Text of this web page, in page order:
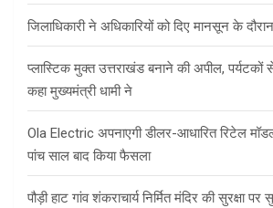
जिलाधिकारी ने अधिकारियों को दिए मानसून के
प्लास्टिक मुक्त उत्तराखंड बनाने की अपील, पर्यटकों
कहा मुख्यमंत्री धामी ने
Ola Electric अपनाएगी डीलर-आधारित रिटेल
पांच साल बाद किया फैसला
पौड़ी हाट गांव शंकराचार्य निर्मित मंदिर की सुरक्षा पर